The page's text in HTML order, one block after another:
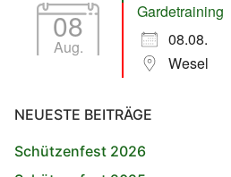
08
Aug.
Gardetraining
08.08.
Wesel
NEUESTE BEITRÄGE
Schützenfest 2026